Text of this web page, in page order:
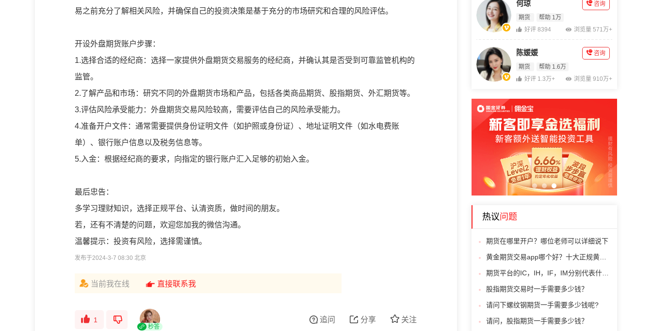
易之前充分了解相关风险，并确保自己的投资决策是基于充分的市场研究和合理的风险评估。
开设外盘期货账户步骤：
1.选择合适的经纪商：选择一家提供外盘期货交易服务的经纪商，并确认其是否受到可靠监管机构的
监管。
2.了解产品和市场：研究不同的外盘期货市场和产品，包括各类商品期货、股指期货、外汇期货等。
3.评估风险承受能力：外盘期货交易风险较高，需要评估自己的风险承受能力。
4.准备开户文件：通常需要提供身份证明文件（如护照或身份证）、地址证明文件（如水电费账
单）、银行账户信息以及税务信息等。
5.入金：根据经纪商的要求，向指定的银行账户汇入足够的初始入金。
最后忠告：
多学习理财知识，选择正规平台、认清资质，做时间的朋友。
若，还有不清楚的问题，欢迎您加我的微信沟通。
温馨提示：投资有风险，选择需谨慎。
发布于2024-3-7 08:30 北京
当前我在线 直接联系我
1
秒答
关注
分享
追问
何琼
期货 帮助 1万
咨询
好评 8394 浏览量 571万+
陈媛媛
期货 帮助 1.6万
咨询
好评 1.3万+ 浏览量 910万+
1 2 3
热议问题
期货在哪里开户？哪位老师可以详细说下
股指期货交易时一手需要多少钱？
请问下螺纹钢期货一手需要多少钱呢?
请问，股指期货一手需要多少钱？